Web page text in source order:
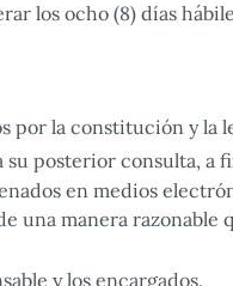
los ocho (8) días
por la constitución y la
posterior consulta, a
en medios
una manera razonable
y los encargados.